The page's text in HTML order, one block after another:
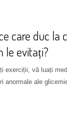
care duc la
le evitați?
exerciții, vă luați
anormale ale